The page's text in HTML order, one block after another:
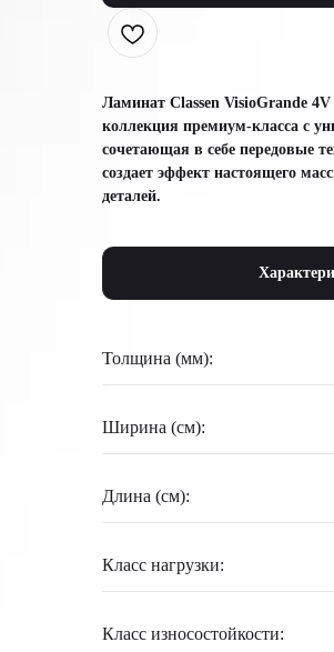
Ламинат Classen VisioGrande
коллекция премиум-класса с
сочетающая в себе передовые
создает эффект настоящего
деталей.
Толщина (мм):
Ширина (см):
Длина (см):
Класс нагрузки:
Класс износостойкости: